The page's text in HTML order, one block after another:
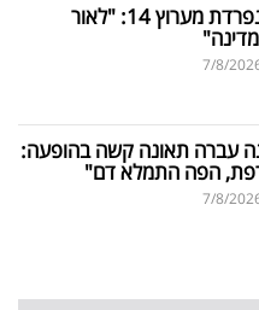
מגי טביבי נפרדת מערוץ 14: "לאור
7/8/
עברה תאונה קשה בהופעה:
הפה התמלא דם"
7/8/